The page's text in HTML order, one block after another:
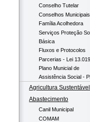
Conselho Tutelar
Conselhos Municipais
Família Acolhedora
Serviços Proteção
Básica
Fluxos e Protocolos
Parcerias - Lei 13.019
Plano Municial de
Assistência Social -
Agricultura
Abastecimento
Canil Municipal
COMAM